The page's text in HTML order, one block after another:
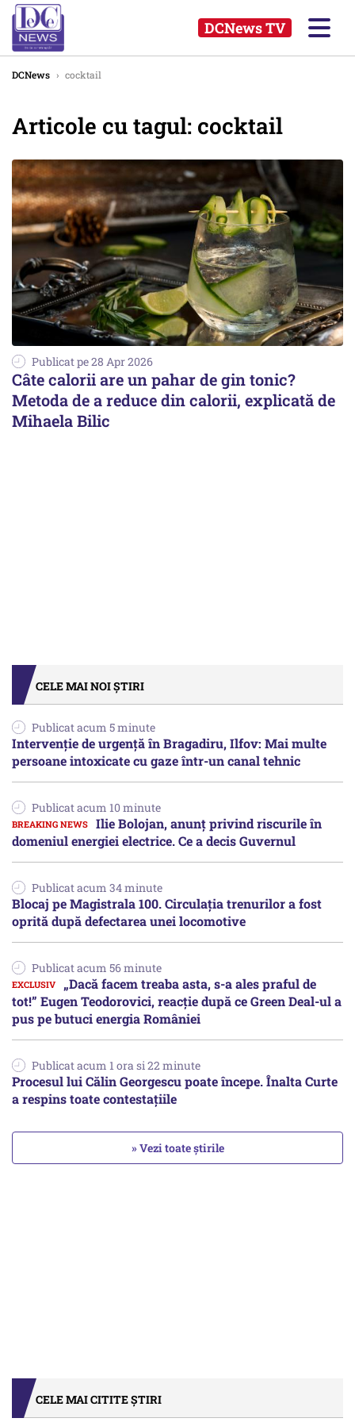
DCNews TV
DCNews › cocktail
Articole cu tagul: cocktail
Publicat pe 28 Apr 2026
Câte calorii are un pahar de gin tonic?
Metoda de a reduce din calorii, explicată de
Mihaela Bilic
CELE MAI NOI ȘTIRI
Publicat acum 5 minute
Intervenție de urgență în Bragadiru, Ilfov: Mai multe
persoane intoxicate cu gaze într-un canal tehnic
Publicat acum 10 minute
Ilie Bolojan, anunț privind riscurile în
domeniul energiei electrice. Ce a decis Guvernul
Publicat acum 34 minute
Blocaj pe Magistrala 100. Circulația trenurilor a fost
oprită după defectarea unei locomotive
Publicat acum 56 minute
„Dacă facem treaba asta, s-a ales praful de
tot!” Eugen Teodorovici, reacție după ce Green Deal-ul a
pus pe butuci energia României
Publicat acum 1 ora si 22 minute
Procesul lui Călin Georgescu poate începe. Înalta Curte
a respins toate contestațiile
» Vezi toate știrile
CELE MAI CITITE ȘTIRI